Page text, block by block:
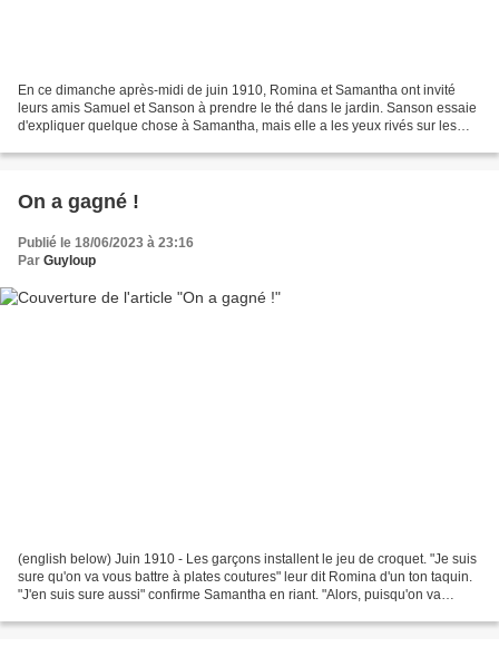
En ce dimanche après-midi de juin 1910, Romina et Samantha ont invité
leurs amis Samuel et Sanson à prendre le thé dans le jardin. Sanson essaie
d'expliquer quelque chose à Samantha, mais elle a les yeux rivés sur les
On a gagné !
Publié le 18/06/2023 à 23:16
Par Guyloup
(english below) Juin 1910 - Les garçons installent le jeu de croquet. "Je suis
sure qu'on va vous battre à plates coutures" leur dit Romina d'un ton taquin.
"J'en suis sure aussi" confirme Samantha en riant. "Alors, puisqu'on va